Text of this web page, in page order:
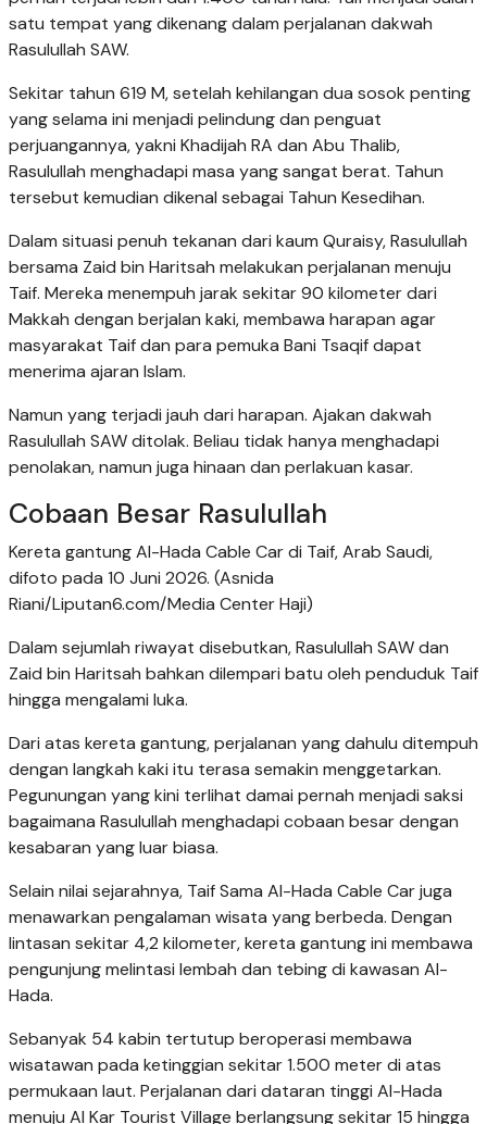
satu tempat yang dikenang dalam perjalanan dakwah
Rasulullah SAW.
Sekitar tahun 619 M, setelah kehilangan dua sosok penting
yang selama ini menjadi pelindung dan penguat
perjuangannya, yakni Khadijah RA dan Abu Thalib,
Rasulullah menghadapi masa yang sangat berat. Tahun
tersebut kemudian dikenal sebagai Tahun Kesedihan.
Dalam situasi penuh tekanan dari kaum Quraisy, Rasulullah
bersama Zaid bin Haritsah melakukan perjalanan menuju
Taif. Mereka menempuh jarak sekitar 90 kilometer dari
Makkah dengan berjalan kaki, membawa harapan agar
masyarakat Taif dan para pemuka Bani Tsaqif dapat
menerima ajaran Islam.
Namun yang terjadi jauh dari harapan. Ajakan dakwah
Rasulullah SAW ditolak. Beliau tidak hanya menghadapi
penolakan, namun juga hinaan dan perlakuan kasar.
Cobaan Besar Rasulullah
Kereta gantung Al-Hada Cable Car di Taif, Arab Saudi,
difoto pada 10 Juni 2026. (Asnida
Riani/Liputan6.com/Media Center Haji)
Dalam sejumlah riwayat disebutkan, Rasulullah SAW dan
Zaid bin Haritsah bahkan dilempari batu oleh penduduk Taif
hingga mengalami luka.
Dari atas kereta gantung, perjalanan yang dahulu ditempuh
dengan langkah kaki itu terasa semakin menggetarkan.
Pegunungan yang kini terlihat damai pernah menjadi saksi
bagaimana Rasulullah menghadapi cobaan besar dengan
kesabaran yang luar biasa.
Selain nilai sejarahnya, Taif Sama Al-Hada Cable Car juga
menawarkan pengalaman wisata yang berbeda. Dengan
lintasan sekitar 4,2 kilometer, kereta gantung ini membawa
pengunjung melintasi lembah dan tebing di kawasan Al-
Hada.
Sebanyak 54 kabin tertutup beroperasi membawa
wisatawan pada ketinggian sekitar 1.500 meter di atas
permukaan laut. Perjalanan dari dataran tinggi Al-Hada
menuju Al Kar Tourist Village berlangsung sekitar 15 hingga